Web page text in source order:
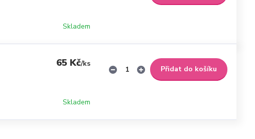
Skladem
65 Kč/ks
Skladem
Přidat do košíku